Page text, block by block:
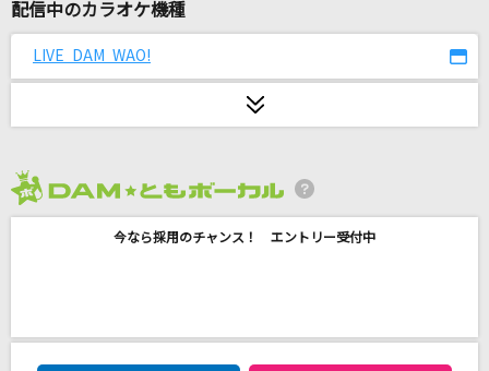
さよならエレジー
もののけ姫
配信中のカラオケ機種
LIVE DAM WAO!
今なら採用のチャンス！ エントリー受付中
DAM★ともボーカルエントリーランキング